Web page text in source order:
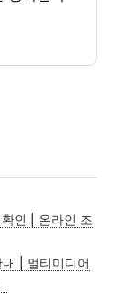
인 | 온라인 조
| 멀티미디어